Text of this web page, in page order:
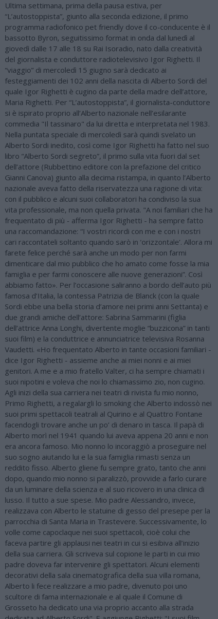
Ultima settimana, prima della pausa estiva, per
“L’autostoppista”, giunto alla seconda edizione, il primo
programma radiofonico pet friendly dove il co-conducente è il
bassotto Byron, seguitissimo format in onda dal lunedì al
giovedì dalle 17 alle 18 su Rai Isoradio, nato dalla creatività
del giornalista e conduttore radiotelevisivo Igor Righetti. Il
“viaggio” di mercoledì 15 giugno sarà dedicato ai
festeggiamenti dei 102 anni della nascita di Alberto Sordi del
quale Igor Righetti è cugino da parte della madre dell’attore,
Maria Righetti. Per “L’autostoppista”, il giornalista-conduttore
si è ispirato proprio all’Alberto nazionale nell’esilarante
commedia "Il tassinaro" da lui diretta e interpretata nel 1983.
Nella puntata speciale di mercoledì sarà quindi svelato un
Alberto Sordi inedito, così come Igor Righetti ha fatto nel suo
libro “Alberto Sordi segreto”, il primo sulla vita fuori dal set
dell’attore (Rubbettino editore con la prefazione del critico
Gianni Canova) giunto alla decima ristampa, in quanto l’Alberto
nazionale aveva fatto della riservatezza una ragione di vita:
con il pubblico e alcuni suoi collaboratori ha condiviso la sua
vita professionale, ma non quella privata. "A noi familiari che ha
frequentato di più - afferma Igor Righetti - ha sempre fatto
una raccomandazione: “I vostri ricordi con me e con i nostri
cari raccontateli soltanto quando sarò in ‘orizzontale’. Allora mi
farete felice perché sarà anche un modo per non farmi
dimenticare dal mio pubblico che ho amato come fosse la mia
famiglia e per farmi conoscere alle nuove generazioni”. Così
abbiamo fatto». Per l’occasione saliranno a bordo dell’auto più
famosa d’Italia, la contessa Patrizia de Blanck (con la quale
Sordi ebbe una bella storia d’amore nei primi anni Settanta) e
due grandi amiche dell’attore: Sabrina Sammarini (figlia
dell’attrice Anna Longhi, divertente moglie “buzzicona” in tanti
suoi film) e la conduttrice e annunciatrice televisiva Rosanna
Vaudetti. «Ho frequentato Alberto in tante occasioni familiari -
dice Igor Righetti - assieme anche ai miei nonni e ai miei
genitori. A me e a mio fratello Valter, ci ha sempre chiamati i
suoi nipotini e voleva che noi lo chiamassimo zio, non cugino.
Agli inizi della sua carriera nei teatri di rivista fu mio nonno,
Primo Righetti, a regalargli lo smoking che Alberto indossò nei
suoi primi spettacoli teatrali al Quirino e al Quattro Fontane
facendogli trovare anche un po’ di denaro in tasca. Il papà di
Alberto morì nel 1941 quando lui aveva appena 20 anni e non
era ancora famoso. Mio nonno lo incoraggiò a proseguire nel
suo sogno aiutando lui e la sua famiglia rimasti senza un
reddito fisso. Alberto gliene fu sempre grato, tanto che anni
dopo, quando mio nonno si paralizzò, provvide a farlo curare
da un luminare della scienza e al suo ricovero in una clinica di
lusso. Il tutto a sue spese. Mio padre Alessandro, invece,
realizzava con Alberto le statuine di gesso del presepe per la
parrocchia di Santa Maria in Trastevere. Successivamente, lo
volle come capoclaque nei suoi spettacoli, cioè colui che
faceva partire gli applausi nei teatri in cui si esibiva all’inizio
della sua carriera. Gli scriveva sul copione le parti in cui mio
padre doveva far intervenire gli spettatori. Alcuni elementi
decorativi della sala cinematografica della sua villa romana,
Alberto li fece realizzare a mio padre, divenuto poi uno
scultore di fama internazionale e al quale il Comune di
Grosseto ha dedicato una via proprio accanto alla strada